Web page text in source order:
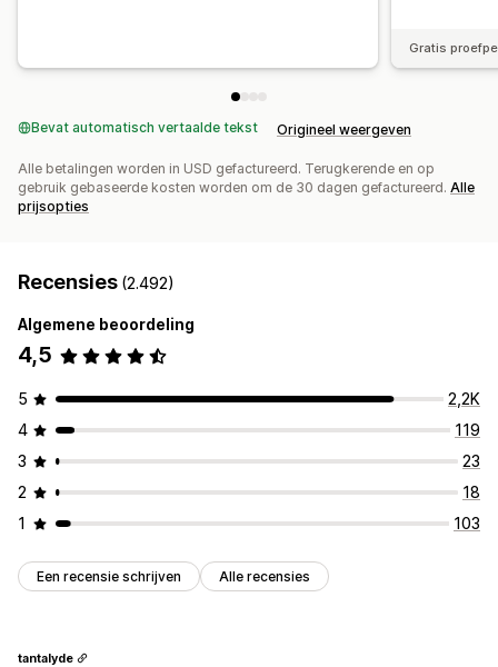
Gratis
Bevat automatisch vertaalde tekst Origineel weergeven
Alle betalingen worden in USD gefactureerd. Terugkerende en op
gebruik gebaseerde kosten worden om de 30 dagen gefactureerd. Alle
prijsopties
Recensies (2.492)
Algemene beoordeling
4,5
5
2,2K
4
119
3
23
2
18
1
103
Een recensie schrijven Alle recensies
tantalyde